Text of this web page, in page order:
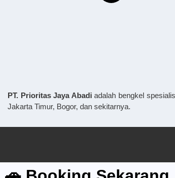
PT. Prioritas Jaya Abadi adalah bengkel
Jakarta Timur, Bogor, dan sekitarnya.